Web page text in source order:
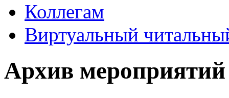
Коллегам
Виртуальный
Архив мероприятий